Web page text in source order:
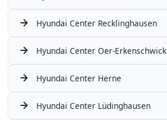
Hyundai Center Recklinghausen
Hyundai Center Oer-Erkenschwick
Hyundai Center Herne
Hyundai Center Lüdinghausen